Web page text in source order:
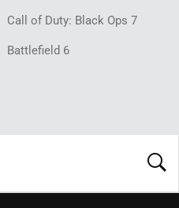
Call of Duty: Black Ops 7
Battlefield 6